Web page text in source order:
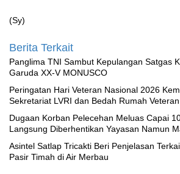
(Sy)
Berita Terkait
Panglima TNI Sambut Kepulangan Satgas
Garuda XX-V MONUSCO
Peringatan Hari Veteran Nasional 2026
Sekretariat LVRI dan Bedah Rumah
‎Dugaan Korban Pelecehan Meluas Capai
Langsung Diberhentikan Yayasan Namun
Asintel Satlap Tricakti Beri Penjelasan
Pasir Timah di Air Merbau